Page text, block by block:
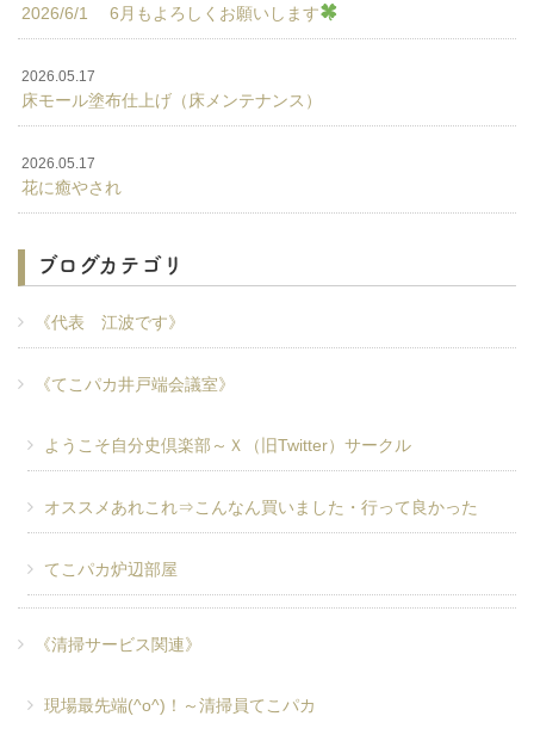
2026/6/1 6月もよろしくお願いします
2026.05.17
床モール塗布仕上げ（床メンテナンス）
2026.05.17
花に癒やされ
ブログカテゴリ
《代表 江波です》
《てこパカ井戸端会議室》
ようこそ自分史倶楽部～Ｘ（旧Twitter）サークル
オススメあれこれ⇒こんなん買いました・行って良かった
てこパカ炉辺部屋
《清掃サービス関連》
現場最先端(^o^)！～清掃員てこパカ